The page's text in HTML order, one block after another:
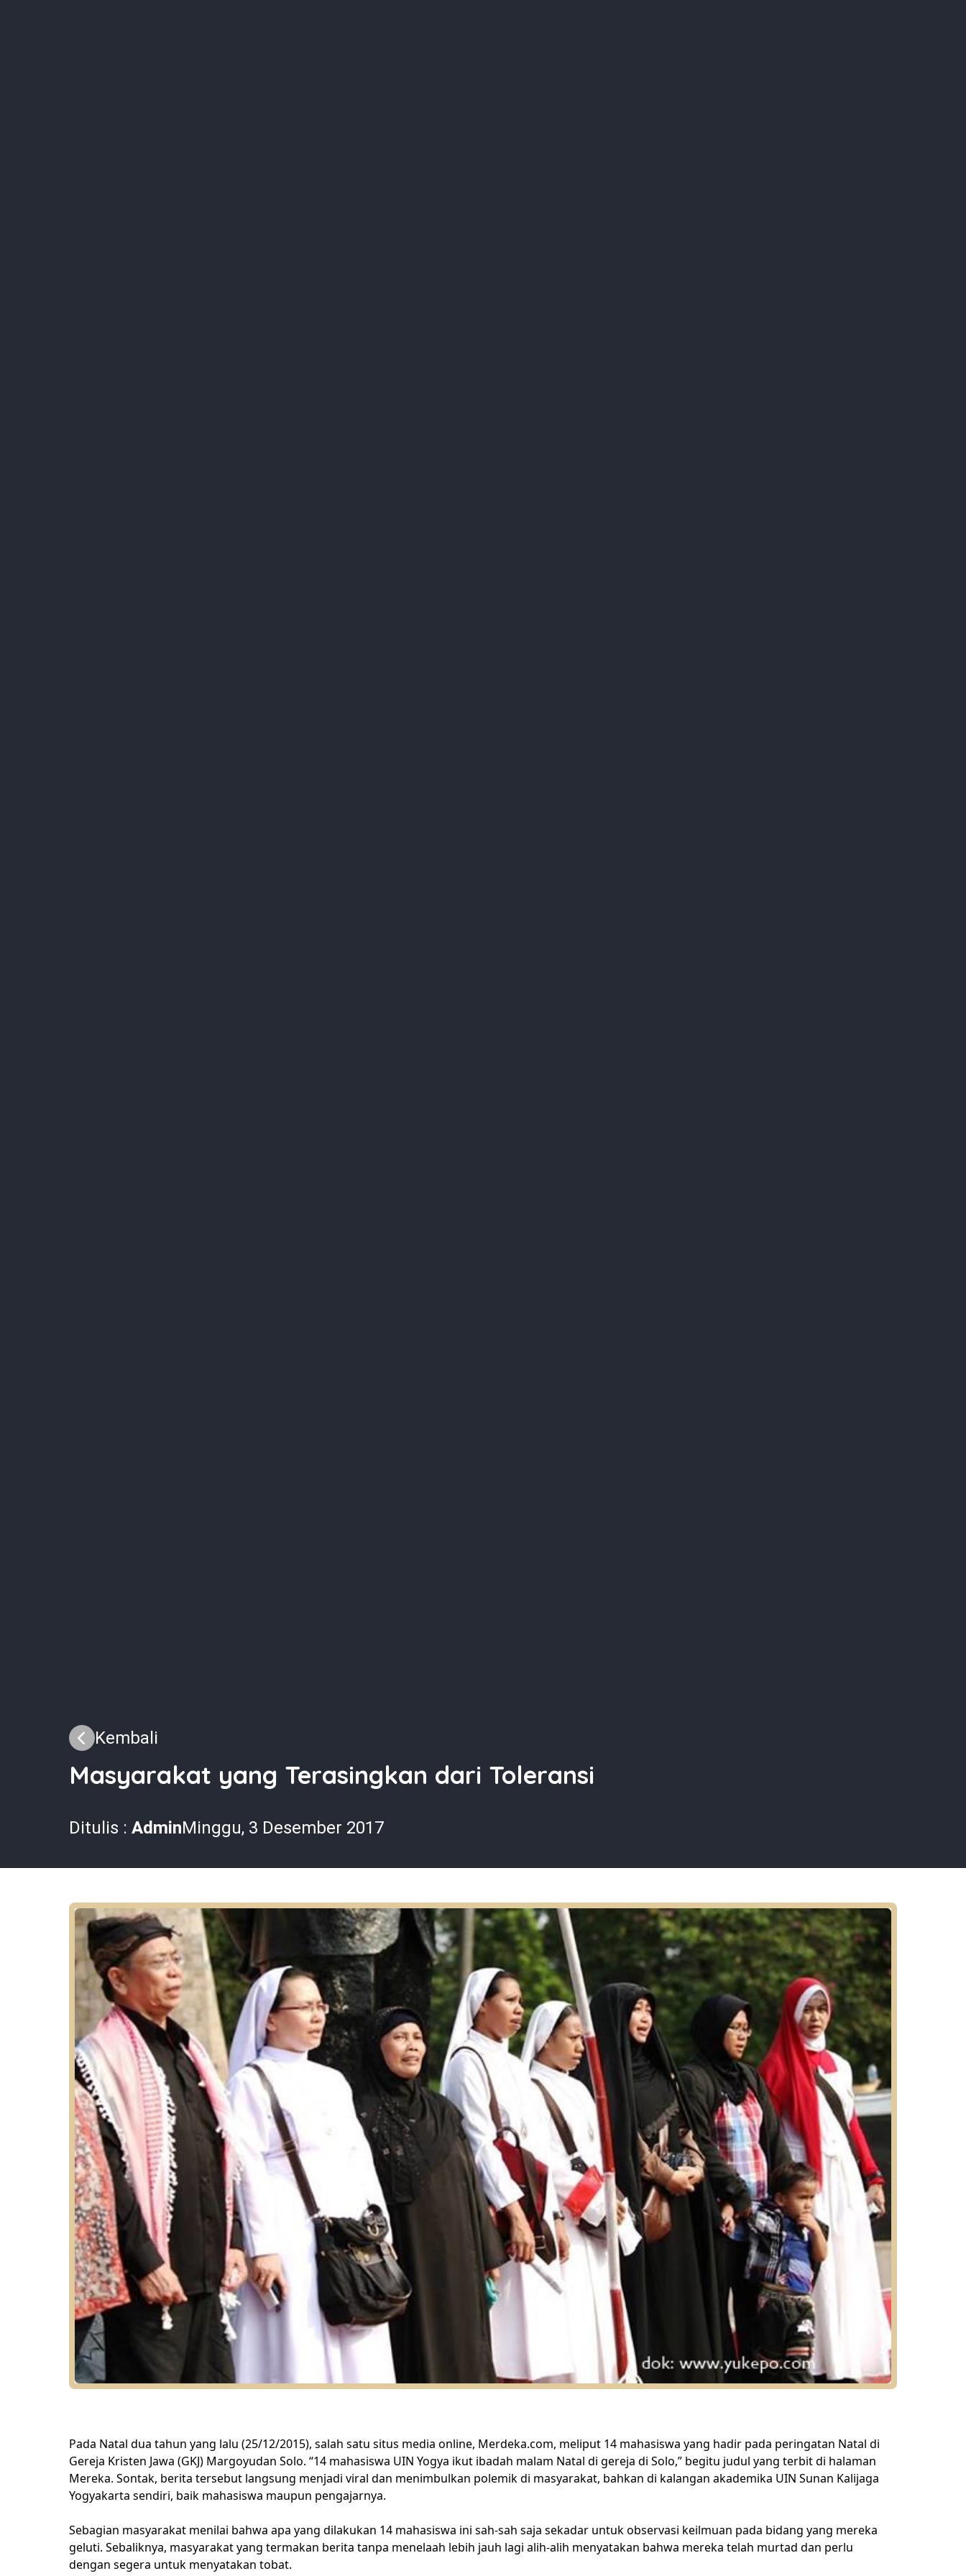
Kembali
Masyarakat yang Terasingkan dari Toleransi
Ditulis : AdminMinggu, 3 Desember 2017
Pada Natal dua tahun yang lalu (25/12/2015), salah satu situs media online, Merdeka.com, meliput 14 mahasiswa yang hadir pada peringatan Natal di
Gereja Kristen Jawa (GKJ) Margoyudan Solo. “14 mahasiswa UIN Yogya ikut ibadah malam Natal di gereja di Solo,” begitu judul yang terbit di halaman
Mereka. Sontak, berita tersebut langsung menjadi viral dan menimbulkan polemik di masyarakat, bahkan di kalangan akademika UIN Sunan Kalijaga
Yogyakarta sendiri, baik mahasiswa maupun pengajarnya.
Sebagian masyarakat menilai bahwa apa yang dilakukan 14 mahasiswa ini sah-sah saja sekadar untuk observasi keilmuan pada bidang yang mereka
geluti. Sebaliknya, masyarakat yang termakan berita tanpa menelaah lebih jauh lagi alih-alih menyatakan bahwa mereka telah murtad dan perlu
dengan segera untuk menyatakan tobat.